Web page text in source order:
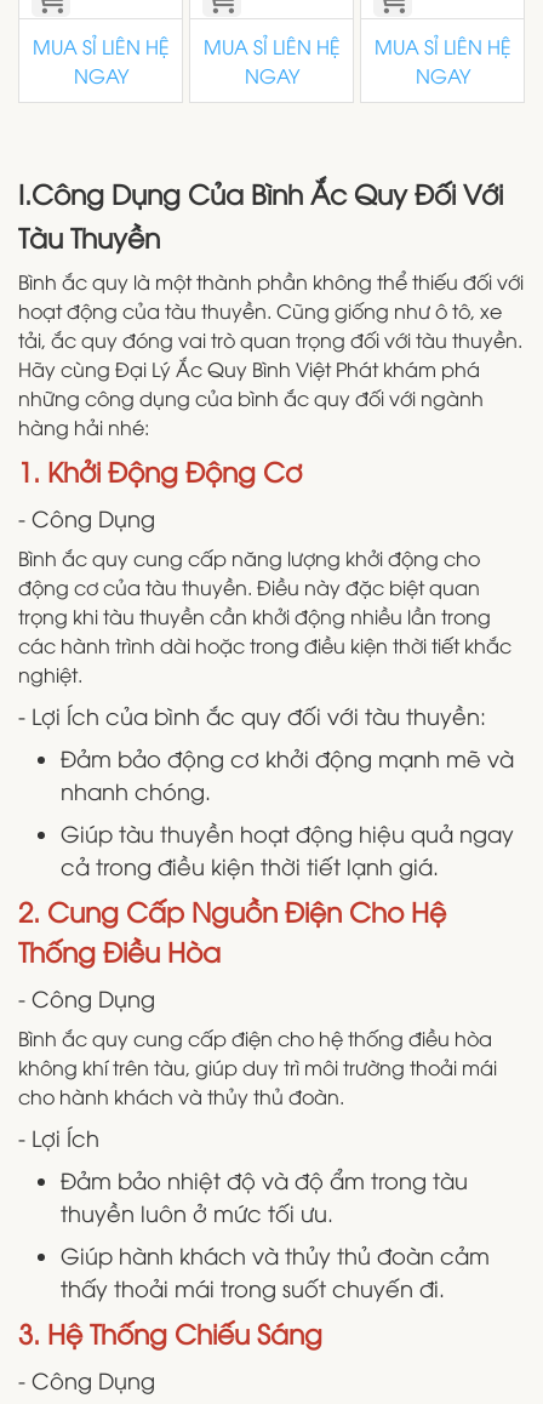
MUA SỈ LIÊN HỆ
NGAY
MUA SỈ LIÊN HỆ
NGAY
MUA SỈ LIÊN HỆ
NGAY
I.Công Dụng Của Bình Ắc Quy Đối Với
Tàu Thuyền
Bình ắc quy là một thành phần không thể thiếu đối với
hoạt động của tàu thuyền. Cũng giống như ô tô, xe
tải, ắc quy đóng vai trò quan trọng đối với tàu thuyền.
Hãy cùng Đại Lý Ắc Quy Bình Việt Phát khám phá
những công dụng của bình ắc quy đối với ngành
hàng hải nhé:
1. Khởi Động Động Cơ
- Công Dụng
Bình ắc quy cung cấp năng lượng khởi động cho
động cơ của tàu thuyền. Điều này đặc biệt quan
trọng khi tàu thuyền cần khởi động nhiều lần trong
các hành trình dài hoặc trong điều kiện thời tiết khắc
nghiệt.
- Lợi Ích của bình ắc quy đối với tàu thuyền:
Đảm bảo động cơ khởi động mạnh mẽ và
nhanh chóng.
Giúp tàu thuyền hoạt động hiệu quả ngay
cả trong điều kiện thời tiết lạnh giá.
2. Cung Cấp Nguồn Điện Cho Hệ
Thống Điều Hòa
- Công Dụng
Bình ắc quy cung cấp điện cho hệ thống điều hòa
không khí trên tàu, giúp duy trì môi trường thoải mái
cho hành khách và thủy thủ đoàn.
- Lợi Ích
Đảm bảo nhiệt độ và độ ẩm trong tàu
thuyền luôn ở mức tối ưu.
Giúp hành khách và thủy thủ đoàn cảm
thấy thoải mái trong suốt chuyến đi.
3. Hệ Thống Chiếu Sáng
- Công Dụng